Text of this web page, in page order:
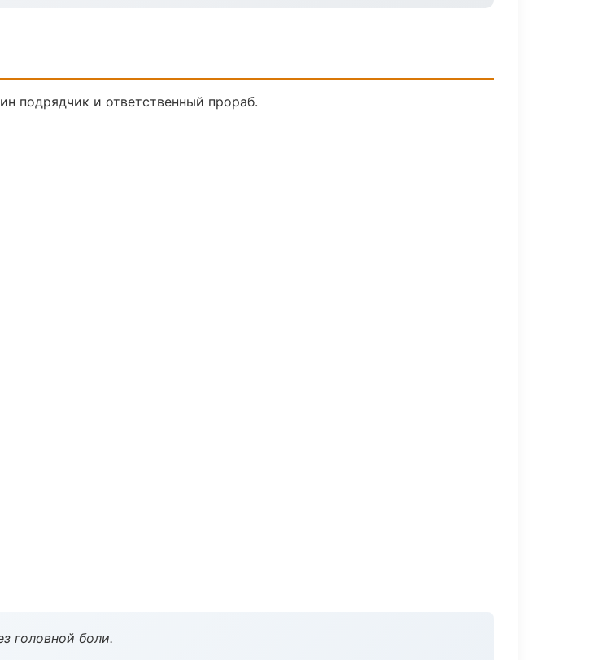
подрядчик и ответственный прораб.
головной боли.